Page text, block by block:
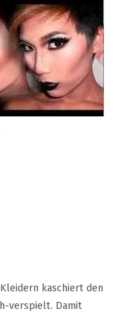
kaschiert den
verspielt. Damit